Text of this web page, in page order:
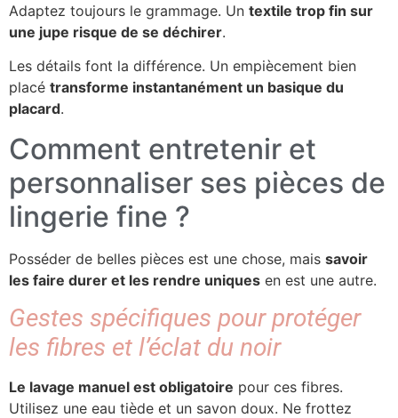
Adaptez toujours le grammage. Un textile trop fin sur
une jupe risque de se déchirer.
Les détails font la différence. Un empiècement bien
placé transforme instantanément un basique du
placard.
Comment entretenir et
personnaliser ses pièces de
lingerie fine ?
Posséder de belles pièces est une chose, mais savoir
les faire durer et les rendre uniques en est une autre.
Gestes spécifiques pour protéger
les fibres et l’éclat du noir
Le lavage manuel est obligatoire pour ces fibres.
Utilisez une eau tiède et un savon doux. Ne frottez